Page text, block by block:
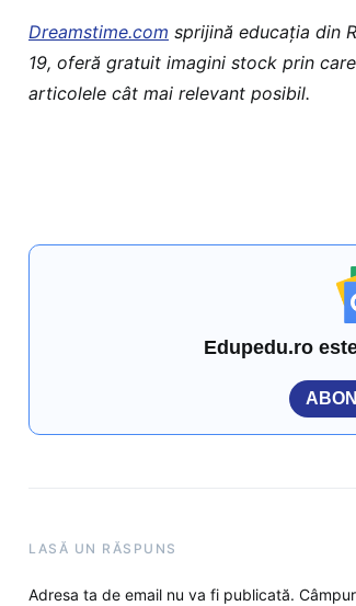
Dreamstime.com sprijină educaţia din
19, oferă gratuit imagini stock prin
articolele cât mai relevant posibil.
Edupedu.ro
LASĂ UN RĂSPUNS
Adresa ta de email nu va fi publicată.